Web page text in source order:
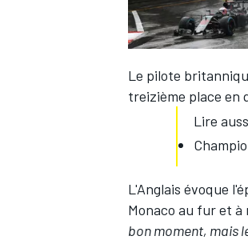
Le pilote
treizième place en
Lire
L'Anglais évoque
Monaco au fur et à
bon moment, mais